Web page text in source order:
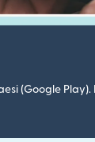
(Google